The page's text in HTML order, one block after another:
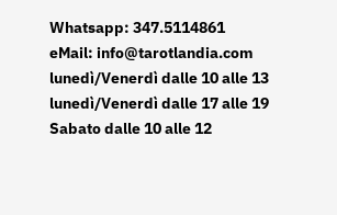
Whatsapp: 347.5114861
eMail: info@tarotlandia.com
lunedì/Venerdì dalle 10 alle 13
lunedì/Venerdì dalle 17 alle 19
Sabato dalle 10 alle 12